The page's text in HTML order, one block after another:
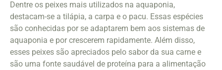
Dentre os peixes mais utilizados na aquaponia,
destacam-se a tilápia, a carpa e o pacu. Essas espécies
são conhecidas por se adaptarem bem aos sistemas de
aquaponia e por crescerem rapidamente. Além disso,
esses peixes são apreciados pelo sabor da sua carne e
são uma fonte saudável de proteína para a alimentação